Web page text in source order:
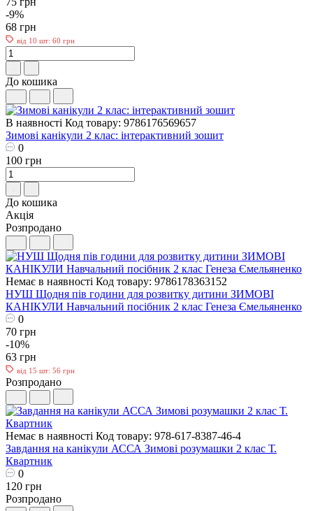
-9%
68 грн
від 10 шт: 60 грн
До кошика
В наявності Код товару: 9786176569657
Зимові канікули 2 клас: інтерактивний зошит
0
100 грн
До кошика
Акція
Розпродано
Немає в наявності Код товару: 9786178363152
НУШ Щодня пів години для розвитку дитини ЗИМОВІ
КАНІКУЛИ Навчальний посібник 2 клас Генеза Ємельяненко
0
70 грн
-10%
63 грн
від 15 шт: 56 грн
Розпродано
Немає в наявності Код товару: 978-617-8387-46-4
Завдання на канікули АССА Зимові розумашки 2 клас Т.
Квартник
0
120 грн
Розпродано